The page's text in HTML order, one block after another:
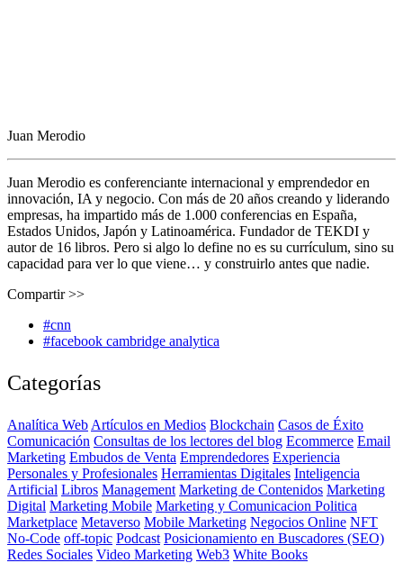
Juan Merodio
Juan Merodio es conferenciante internacional y emprendedor en
innovación, IA y negocio. Con más de 20 años creando y liderando
empresas, ha impartido más de 1.000 conferencias en España,
Estados Unidos, Japón y Latinoamérica. Fundador de TEKDI y
autor de 16 libros. Pero si algo lo define no es su currículum, sino su
capacidad para ver lo que viene… y construirlo antes que nadie.
Compartir >>
#cnn
#facebook cambridge analytica
Categorías
Analítica Web Artículos en Medios Blockchain Casos de Éxito
Comunicación Consultas de los lectores del blog Ecommerce Email
Marketing Embudos de Venta Emprendedores Experiencia
Personales y Profesionales Herramientas Digitales Inteligencia
Artificial Libros Management Marketing de Contenidos Marketing
Digital Marketing Mobile Marketing y Comunicacion Politica
Marketplace Metaverso Mobile Marketing Negocios Online NFT
No-Code off-topic Podcast Posicionamiento en Buscadores (SEO)
Redes Sociales Video Marketing Web3 White Books